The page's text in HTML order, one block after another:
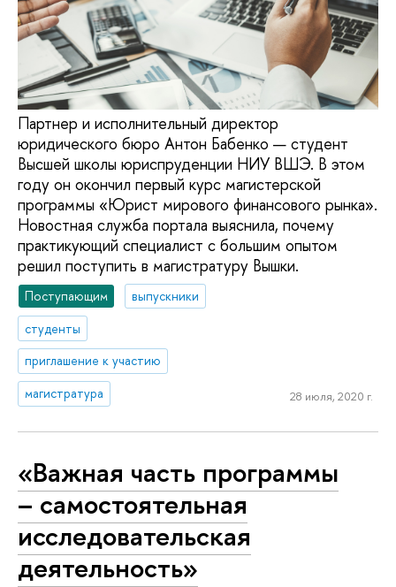
Партнер и исполнительный директор
юридического бюро Антон Бабенко — студент
Высшей школы юриспруденции НИУ ВШЭ. В этом
году он окончил первый курс магистерской
программы «Юрист мирового финансового рынка».
Новостная служба портала выяснила, почему
практикующий специалист с большим опытом
решил поступить в магистратуру Вышки.
Поступающим
выпускники
студенты
приглашение к участию
магистратура
28 июля, 2020 г.
«Важная часть программы
– самостоятельная
исследовательская
деятельность»